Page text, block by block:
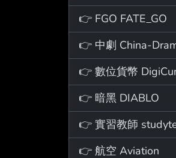
👉 FGO FATE_GO
👉 中劇 China-
👉 數位貨幣
👉 暗黑 DIABLO
👉 實習教師
👉 航空 Aviation